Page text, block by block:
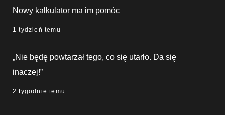
Nowy kalkulator ma im pomóc
1 tydzień temu
„Nie będę powtarzał tego, co się utarło. Da się
inaczej!”
2 tygodnie temu